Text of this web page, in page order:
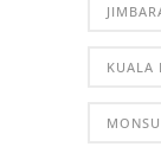
KUALA